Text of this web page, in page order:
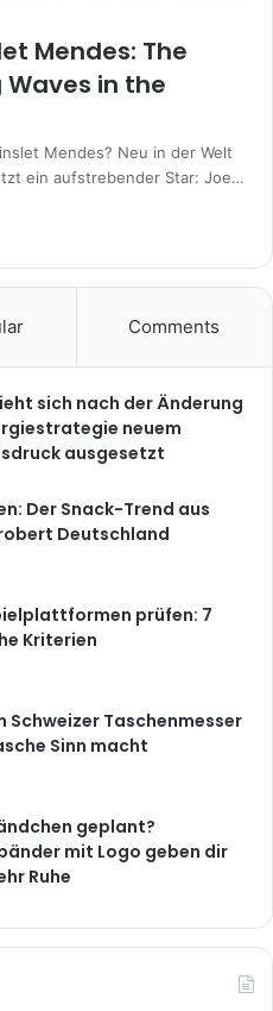
Mendes: The
Waves in the
Mendes? Neu in der Welt
ein aufstrebender Star: Joe…
Comments
sich nach der Änderung
neuem
ausgesetzt
Der Snack-Trend aus
Deutschland
prüfen: 7
Kriterien
Schweizer Taschenmesser
Sinn macht
geplant?
mit Logo geben dir
Ruhe